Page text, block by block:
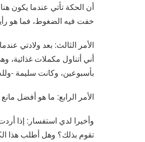
أن الحكة تأتي عندما يكون
خفت فيه الضغوط، فما هو
الأمر الثالث: بعد ولادتي
أني أتناول مكملات غذائية،
بأسبوعين، وكانت سليمة -ولله الحمد-،
الأمر الرابع: ما هو أفضل
وأخيرا لدي استفسار: إذا
تقوم بذلك؟ وهل أطلب هذا